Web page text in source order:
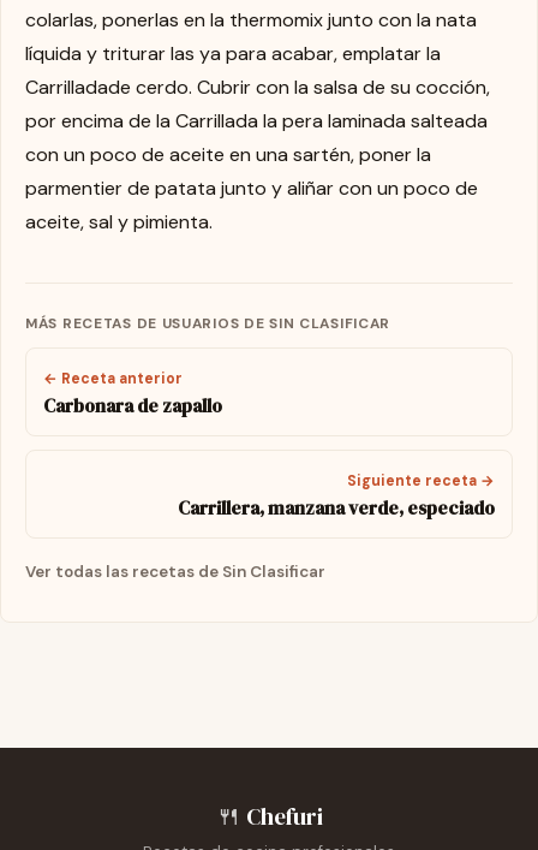
colarlas, ponerlas en la thermomix junto con la nata
líquida y triturar las ya para acabar, emplatar la
Carrilladade cerdo. Cubrir con la salsa de su cocción,
por encima de la Carrillada la pera laminada salteada
con un poco de aceite en una sartén, poner la
parmentier de patata junto y aliñar con un poco de
aceite, sal y pimienta.
MÁS RECETAS DE USUARIOS DE SIN CLASIFICAR
← Receta anterior
Carbonara de zapallo
Siguiente receta →
Carrillera, manzana verde, especiado
Ver todas las recetas de Sin Clasificar
🍴 Chefuri